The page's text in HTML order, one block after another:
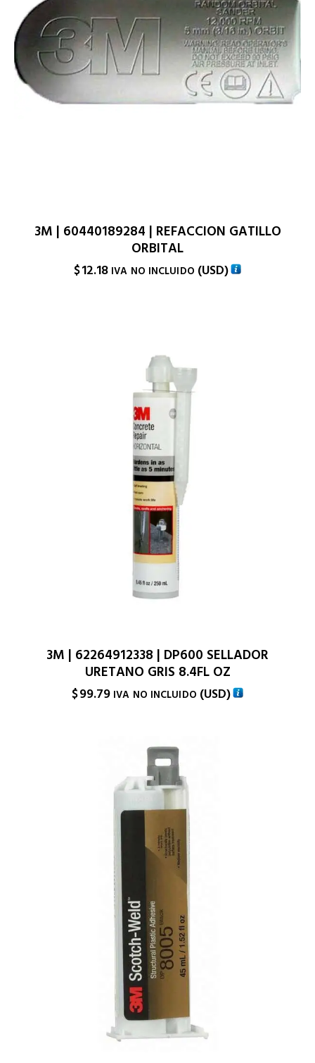
3M | 60440189284 | REFACCION GATILLO
ORBITAL
$12.18 IVA NO INCLUIDO (USD)
3M | 62264912338 | DP600 SELLADOR
URETANO GRIS 8.4FL OZ
$99.79 IVA NO INCLUIDO (USD)